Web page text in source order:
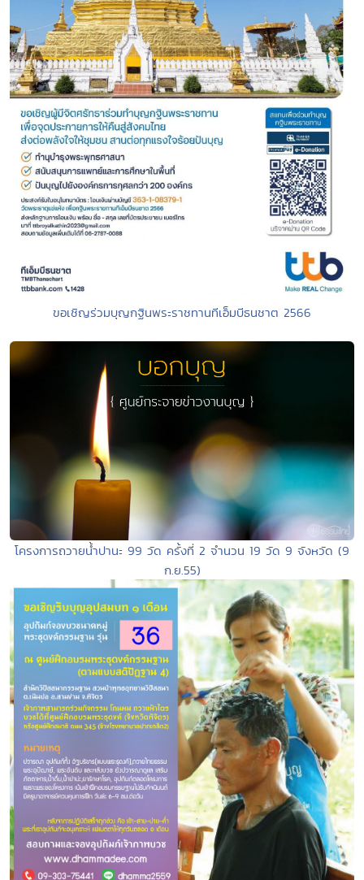
ขอเชิญร่วมบุญกฐินพระราชทานทีเอ็มบีธนชาต 2566
โครงการถวายน้ำปานะ 99 วัด ครั้งที่ 2 จำนวน 19 วัด 9 จังหวัด (9
ก.ย.55)